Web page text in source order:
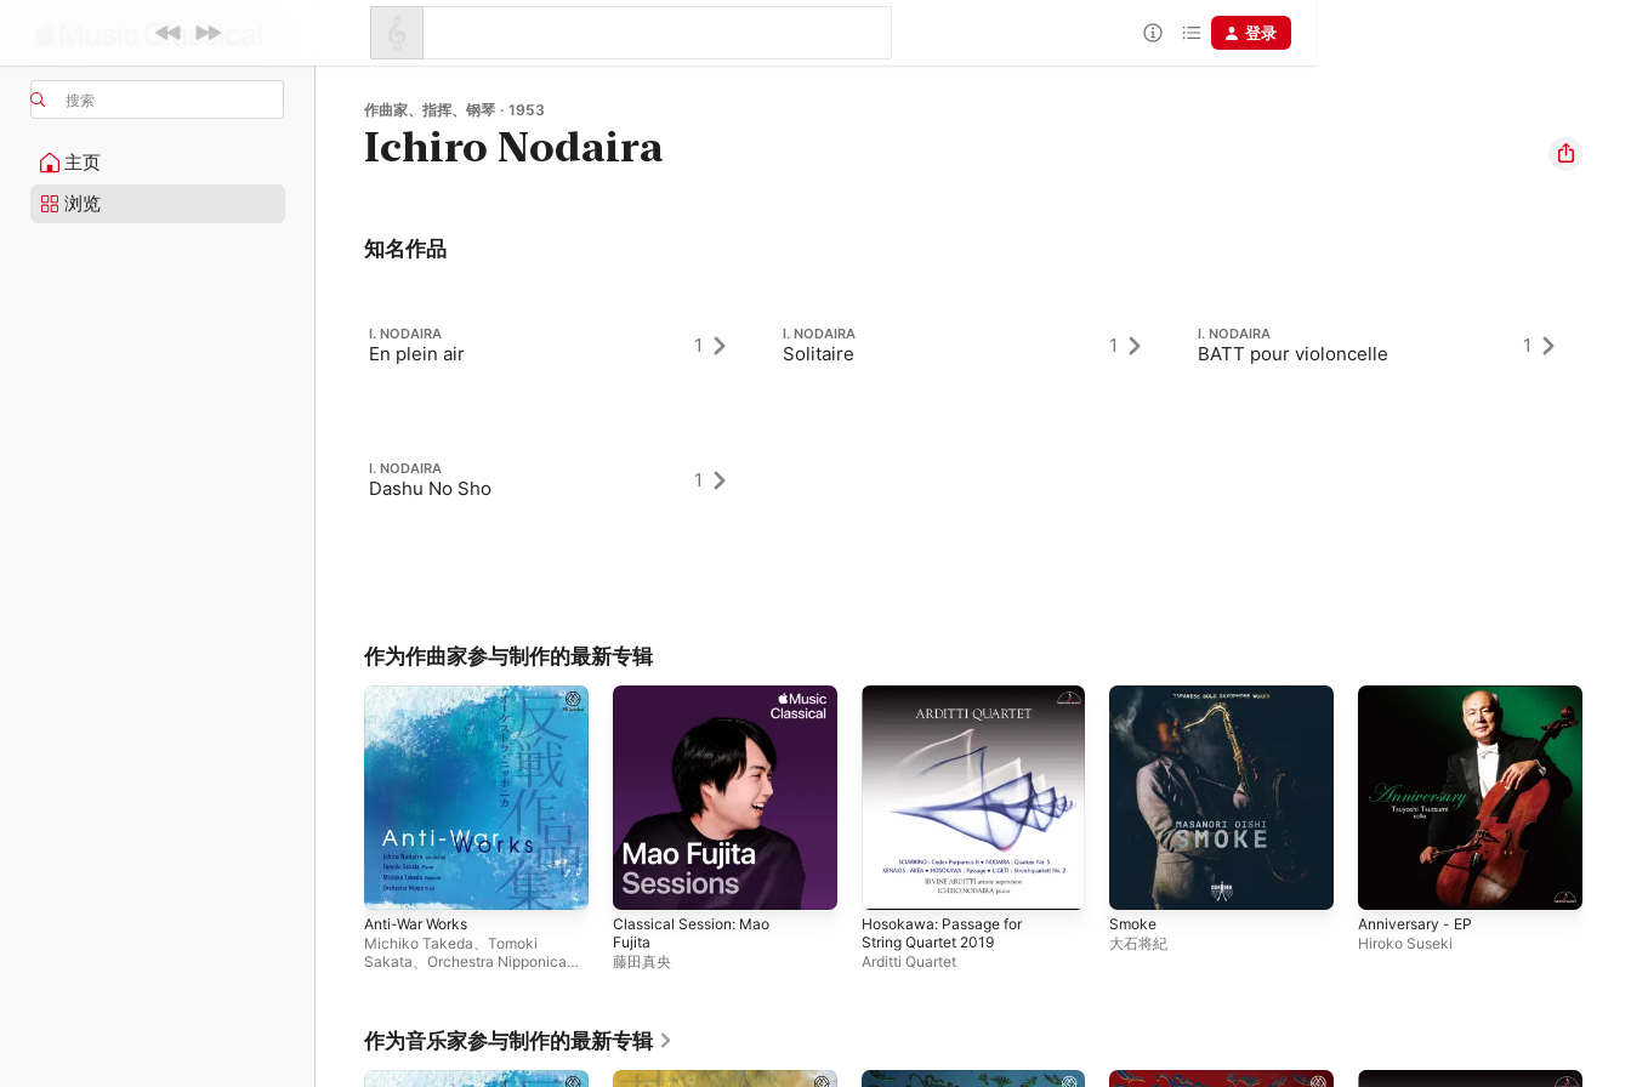
搜索
主页
浏览
登录
作曲家、指挥、钢琴 · 1953
Ichiro Nodaira
知名作品
I. NODAIRA
En plein air 1 I. NODAIRA
Solitaire 1 I. NODAIRA
BATT pour violoncelle 1
I. NODAIRA
Dashu No Sho 1
作为作曲家参与制作的最新专辑
Anti-War Works
Michiko Takeda
Tomoki
Sakata
Orchestra Nipponica、
Classical Session: Mao
Fujita
藤田真央
Hosokawa: Passage for
String Quartet 2019
Arditti Quartet
Smoke
大石将紀
Anniversary - EP
Hiroko Suseki
作为音乐家参与制作的最新专辑